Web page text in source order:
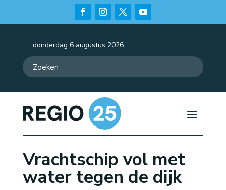
donderdag 6 augustus 2026
Vrachtschip vol met
water tegen de dijk